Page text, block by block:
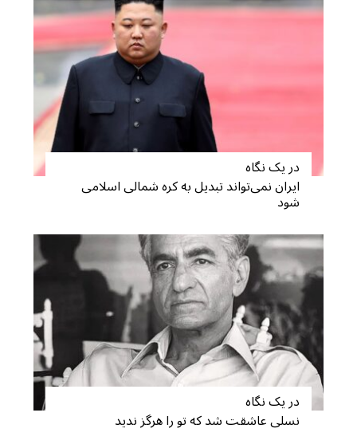
در یک نگاه
ایران نمی‌تواند تبدیل به کره شمالی اسلامی
شود
در یک نگاه
نسلی عاشقت شد که تو را هرگز ندید